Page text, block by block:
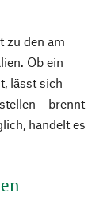
zu den am
Ob ein
lässt sich
– brennt
handelt es